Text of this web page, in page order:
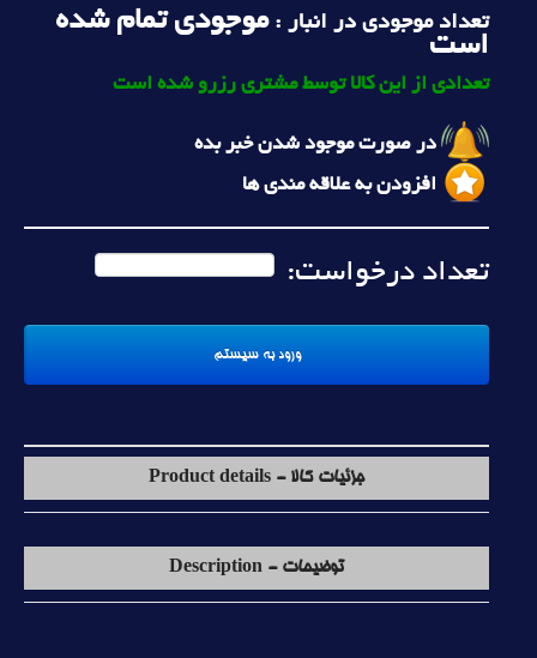
تعداد موجودی در انبار :موجودی تمام شده
است
تعدادی از این کالا توسط مشتری رزرو شده است
در صورت موجود شدن خبر بده
افزودن به علاقه مندی ها
تعداد درخواست:
جزئیات کالا - Product details
توضیحات - Description